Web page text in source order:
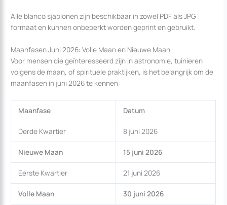
Alle blanco sjablonen zijn beschikbaar in zowel PDF als JPG
formaat en kunnen onbeperkt worden geprint en gebruikt.
Maanfasen Juni 2026: Volle Maan en Nieuwe Maan
Voor mensen die geïnteresseerd zijn in astronomie, tuinieren
volgens de maan, of spirituele praktijken, is het belangrijk om de
maanfasen in juni 2026 te kennen:
Maanfase Datum
Derde Kwartier 8 juni 2026
Nieuwe Maan 15 juni 2026
Eerste Kwartier 21 juni 2026
Volle Maan 30 juni 2026